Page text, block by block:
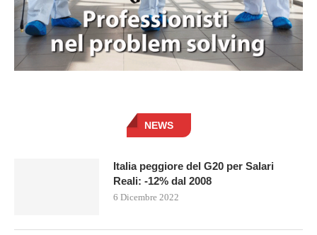
NEWS
Italia peggiore del G20 per Salari
Reali: -12% dal 2008
6 Dicembre 2022